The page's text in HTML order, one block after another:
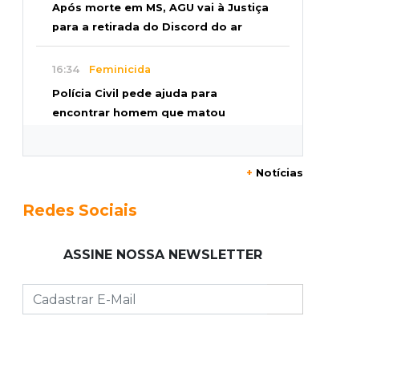
Após morte em MS, AGU vai à Justiça
para a retirada do Discord do ar
16:34 Feminicida
Polícia Civil pede ajuda para
encontrar homem que matou
construção de usina hidrelétrica
Trabalhadores passam mal dentro
+ Notícias
Redes Sociais
ASSINE NOSSA NEWSLETTER